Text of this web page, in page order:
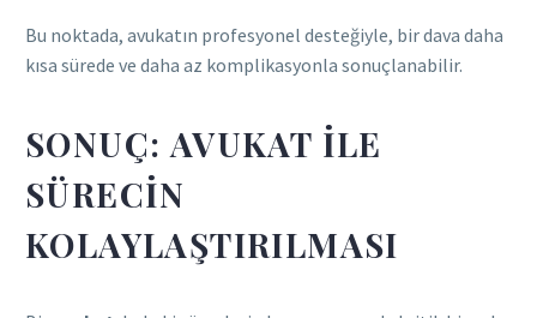
Bu noktada, avukatın profesyonel desteğiyle, bir dava daha
kısa sürede ve daha az komplikasyonla sonuçlanabilir.
SONUÇ: AVUKAT ILE
SÜRECIN
KOLAYLAŞTIRILMASI